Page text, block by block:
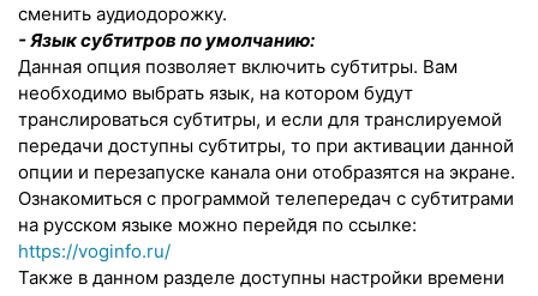
сменить аудиодорожку.
- Язык субтитров по умолчанию:
Данная опция позволяет включить субтитры. Вам
необходимо выбрать язык, на котором будут
транслироваться субтитры, и если для транслируемой
передачи доступны субтитры, то при активации данной
опции и перезапуске канала они отобразятся на экране.
Ознакомиться с программой телепередач с субтитрами
на русском языке можно перейдя по ссылке:
https://voginfo.ru/
Также в данном разделе доступны настройки времени